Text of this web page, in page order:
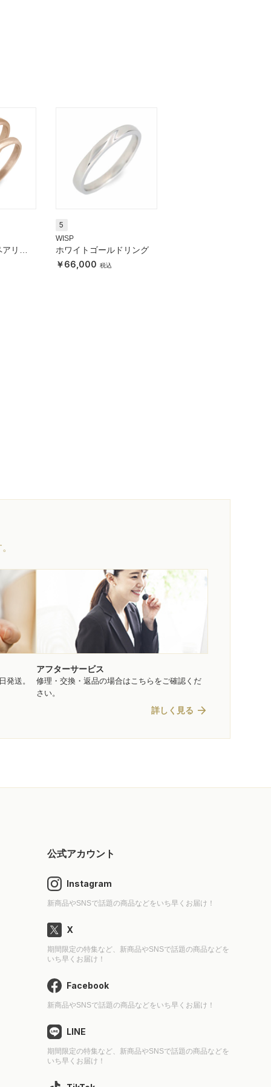
リン
5
WISP
ホワイトゴールドリング
66,000
発送。
アフターサービス
修理・交換・返品の場合はこちらをご確認くだ
さい。
詳しく見る arrow_forward
公式アカウント
Instagram
新商品やSNSで話題の商品などをいち早くお届け！
X
期間限定の特集など、新商品やSNSで話題の商品などを
いち早くお届け！
Facebook
新商品やSNSで話題の商品などをいち早くお届け！
LINE
期間限定の特集など、新商品やSNSで話題の商品などを
いち早くお届け！